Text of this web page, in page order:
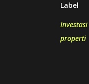
Label
Investasi
properti